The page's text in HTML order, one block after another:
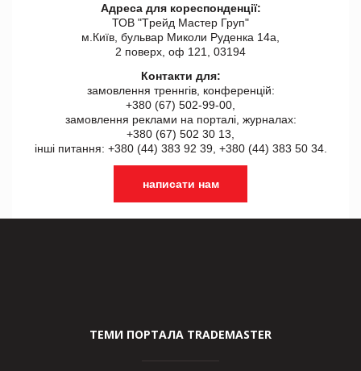
Адреса для кореспонденції:
ТОВ "Tрейд Мастер Груп"
м.Київ, бульвар Миколи Руденка 14а,
2 поверх, оф 121, 03194
Контакти для:
замовлення треннгів, конференцій:
+380 (67) 502-99-00,
замовлення реклами на порталі, журналах:
+380 (67) 502 30 13,
інші питання: +380 (44) 383 92 39, +380 (44) 383 50 34.
написати нам
ТЕМИ ПОРТАЛА TRADEMASTER